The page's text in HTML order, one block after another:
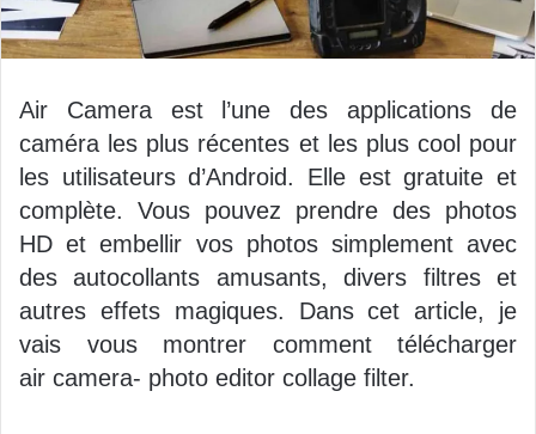
Air Camera est l’une des applications de
caméra les plus récentes et les plus cool pour
les utilisateurs d’Android.
Elle est gratuite et
complète. Vous pouvez prendre des photos
HD et embellir vos photos simplement avec
des autocollants amusants, divers filtres et
autres effets magiques. Dans cet article, je
vais vous montrer comment télécharger
air camera- photo editor collage filter.